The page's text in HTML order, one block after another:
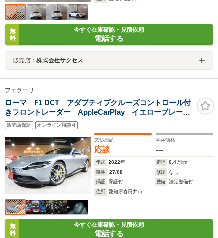
無
料
今すぐ在庫確認・見積依頼
電話する
販売店： 株式会社サクセス
フェラーリ
ローマ F1 DCT アダプティブクルーズコントロール付
きフロントレーダー AppleCarPlay イエローブレーキ
キャリパー ヘッドレスト跳馬カヴァリーノ刺繍 フ
ル電動シート前席
販売店保証 オンライン相談可
支払総額
応談
本体価格
---
年式 2022年 走行 0.4万km
車検
'27/08 修復
なし
保証
保証付 整備
法定整備付
住所
愛知県春日井市
無
料
今すぐ在庫確認・見積依頼
電話する